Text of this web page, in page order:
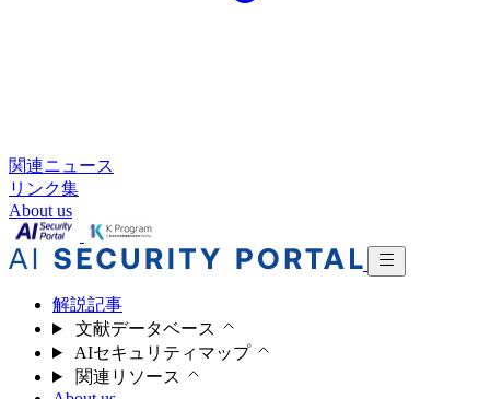
関連ニュース
リンク集
About us
解説記事
文献データベース
AIセキュリティマップ
関連リソース